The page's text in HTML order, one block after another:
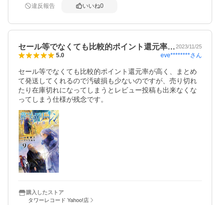
違反報告 いいね0
セール等でなくても比較的ポイント還元率…2023/11/25
5.0 eve********さん
セール等でなくても比較的ポイント還元率が高く、まとめ
て発送してくれるので汚破損も少ないのですが、売り切れ
たり在庫切れになってしまうとレビュー投稿も出来なくな
ってしまう仕様が残念です。
購入したストア
タワーレコード Yahoo!店